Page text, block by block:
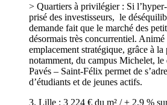
> Quartiers à privilégier : Si
prisé des investisseurs, le
demande fait que le marché des
désormais très concurrentiel. Animé
emplacement stratégique, grâce à la
notamment, du campus Michelet, le
Pavés – Saint-Félix permet de
d’étudiants et de jeunes actifs.
3. Lille : 3 224 € du m² / + 2,9 %